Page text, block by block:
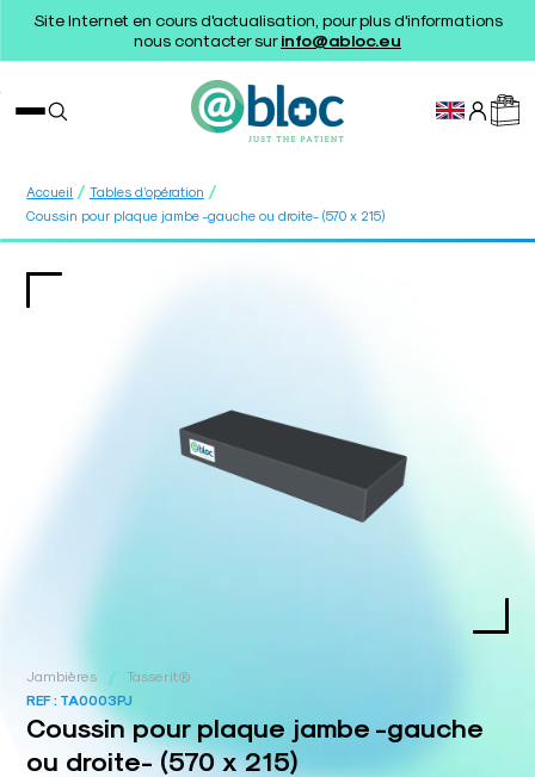
Site Internet en cours d'actualisation, pour plus d'informations
nous contacter surinfo@abloc.eu
Accueil / Tables d’opération /
Coussin pour plaque jambe -gauche ou droite- (570 x 215)
Jambières /
Tasserit®
REF : TA0003PJ
Coussin pour plaque jambe -gauche
ou droite- (570 x 215)